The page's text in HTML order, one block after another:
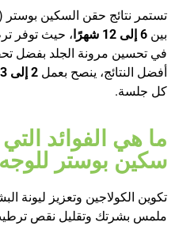
بين 6 إلى 12 شهرًا
، حيث توفر
في تحسين مرونة الجلد بفضل
أفضل النتائج، ينصح بعمل 2 إلى 3 جلسات
كل جلسة.
ما هي الفوائد
سكين بوستر
تكوين الكولاجين وتعزيز ليونة
ملمس بشرتك وتقليل نقص